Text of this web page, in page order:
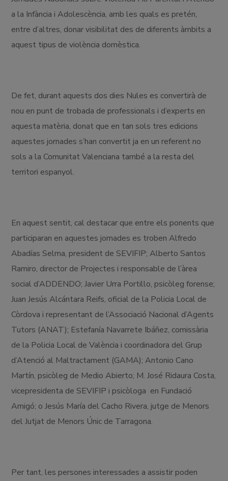
a la Infància i Adolescència, amb les quals es pretén,
entre d’altres, donar visibilitat des de diferents àmbits a
aquest tipus de violència domèstica.
De fet, durant aquests dos dies Nules es convertirà de
nou en punt de trobada de professionals i d’experts en
aquesta matèria, donat que en tan sols tres edicions
aquestes jornades s’han convertit ja en un referent no
sols a la Comunitat Valenciana també a la resta del
territori espanyol.
En aquest sentit, cal destacar que entre els ponents que
participaran en aquestes jornades es troben Alfredo
Abadías Selma, president de SEVIFIP; Alberto Santos
Ramiro, director de Projectes i responsable de l’àrea
social d’ADDENDO; Javier Urra Portillo, psicòleg forense;
Juan Jesús Alcántara Reifs, oficial de la Policia Local de
Còrdova i representant de l’Associació Nacional d’Agents
Tutors (ANAT); Estefanía Navarrete Ibáñez, comissària
de la Policia Local de València i coordinadora del Grup
d’Atenció al Maltractament (GAMA); Antonio Cano
Martín, psicòleg de Medio Abierto; M. José Ridaura Costa,
vicepresidenta de SEVIFIP i psicòloga en Fundació
Amigó; o Jesús María del Cacho Rivera, jutge de Menors
del Jutjat de Menors Únic de Tarragona.
Per tant, les persones interessades a assistir poden